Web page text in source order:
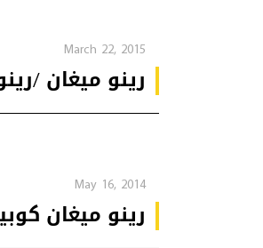
March 22, 2015
رينو ميغان /رينو
May 16, 2014
رينو ميغان كوبيه -